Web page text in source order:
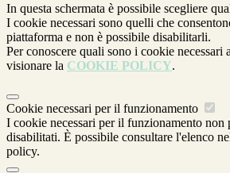
In questa schermata è possibile scegliere
I cookie necessari sono quelli che
piattaforma e non è possibile disabilitarli.
Per conoscere quali sono i cookie necessari
visionare la COOKIE POLICY.
Cookie necessari per il funzionamento
I cookie necessari per il funzionamento non
disabilitati. È possibile consultare l'elenco
policy.